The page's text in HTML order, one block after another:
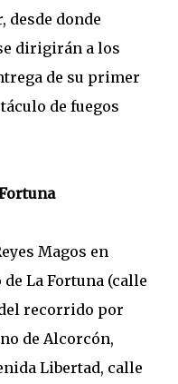
desde donde
dirigirán a los
de su primer
de fuegos
Magos en
La Fortuna (calle
recorrido por
de Alcorcón,
Libertad, calle